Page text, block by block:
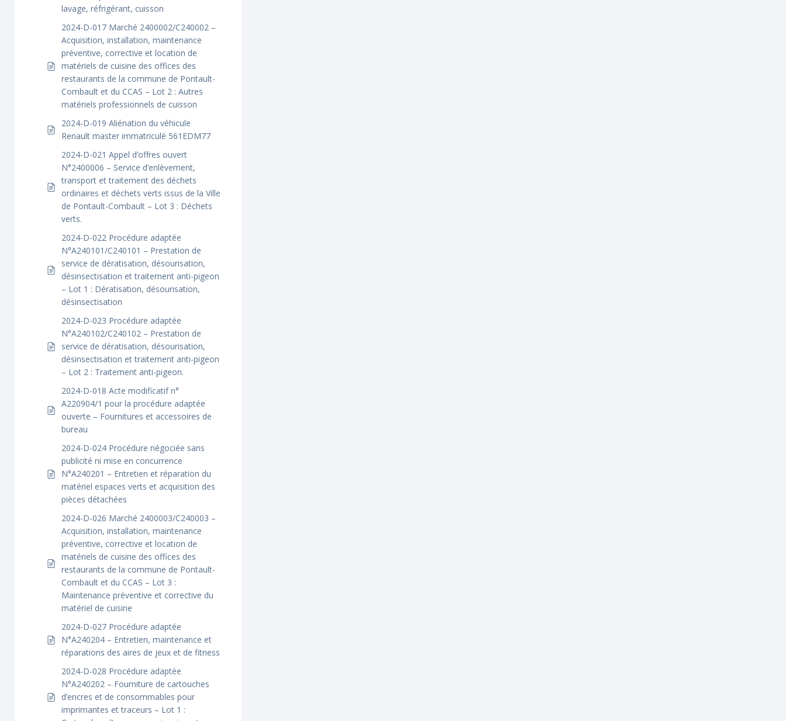
lavage, réfrigérant, cuisson
2024-D-017 Marché 2400002/C240002 –
Acquisition, installation, maintenance
préventive, corrective et location de
matériels de cuisine des offices des
restaurants de la commune de Pontault-
Combault et du CCAS – Lot 2 : Autres
matériels professionnels de cuisson
2024-D-019 Aliénation du véhicule
Renault master immatriculé 561EDM77
2024-D-021 Appel d’offres ouvert
N°2400006 – Service d’enlèvement,
transport et traitement des déchets
ordinaires et déchets verts issus de la Ville
de Pontault-Combault – Lot 3 : Déchets
verts.
2024-D-022 Procédure adaptée
N°A240101/C240101 – Prestation de
service de dératisation, désourisation,
désinsectisation et traitement anti-pigeon
– Lot 1 : Dératisation, désourisation,
désinsectisation
2024-D-023 Procédure adaptée
N°A240102/C240102 – Prestation de
service de dératisation, désourisation,
désinsectisation et traitement anti-pigeon
– Lot 2 : Traitement anti-pigeon.
2024-D-018 Acte modificatif n°
A220904/1 pour la procédure adaptée
ouverte – Fournitures et accessoires de
bureau
2024-D-024 Procédure négociée sans
publicité ni mise en concurrence
N°A240201 – Entretien et réparation du
matériel espaces verts et acquisition des
pièces détachées
2024-D-026 Marché 2400003/C240003 –
Acquisition, installation, maintenance
préventive, corrective et location de
matériels de cuisine des offices des
restaurants de la commune de Pontault-
Combault et du CCAS – Lot 3 :
Maintenance préventive et corrective du
matériel de cuisine
2024-D-027 Procédure adaptée
N°A240204 – Entretien, maintenance et
réparations des aires de jeux et de fitness
2024-D-028 Procédure adaptée
N°A240202 – Fourniture de cartouches
d’encres et de consommables pour
imprimantes et traceurs – Lot 1 :